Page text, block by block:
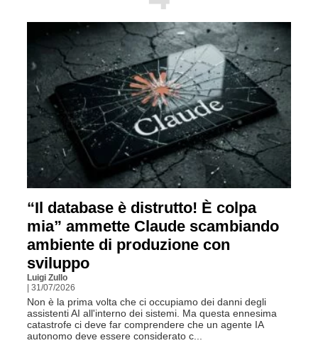
“Il database è distrutto! È colpa
mia” ammette Claude scambiando
ambiente di produzione con
sviluppo
Luigi Zullo
| 31/07/2026
Non è la prima volta che ci occupiamo dei danni degli
assistenti AI all'interno dei sistemi. Ma questa ennesima
catastrofe ci deve far comprendere che un agente IA
autonomo deve essere considerato c...